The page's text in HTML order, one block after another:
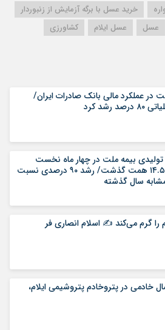
خرید عسل با برگه آزمایش از زنبوردار
عسل عسل ایلام کشاورزی
در عملکرد مالی بانک صادرات ایران/
رشد کرد
بیمه ملت در چهار ماه نخست
امسال از ۱۴.۵ همت گذشت/ رشد ۹۰ درصدی نسبت
سال گذشته
می‌کند ✍️ اسلام انصاری فر
خادمی در پتروخادم پتروشیمی ایلام،